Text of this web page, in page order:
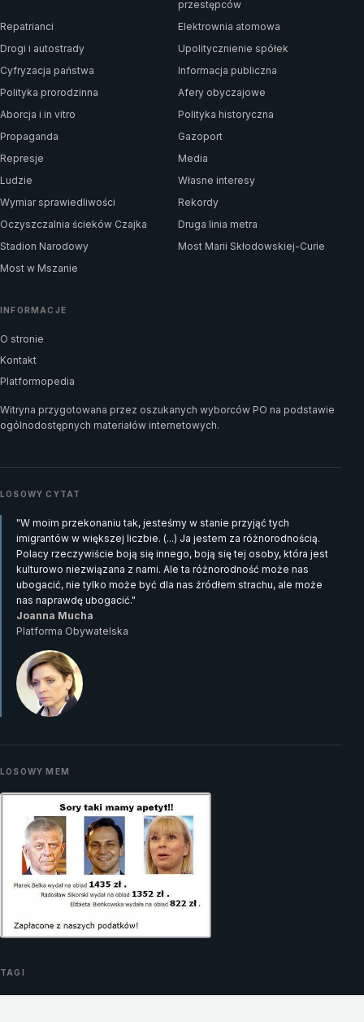
przestępców
Repatrianci
Elektrownia atomowa
Drogi i autostrady
Upolitycznienie spółek
Cyfryzacja państwa
Informacja publiczna
Polityka prorodzinna
Afery obyczajowe
Aborcja i in vitro
Polityka historyczna
Propaganda
Gazoport
Represje
Media
Ludzie
Własne interesy
Wymiar sprawiedliwości
Rekordy
Oczyszczalnia ścieków Czajka
Druga linia metra
Stadion Narodowy
Most Marii Skłodowskiej-Curie
Most w Mszanie
INFORMACJE
O stronie
Kontakt
Platformopedia
Witryna przygotowana przez oszukanych wyborców PO na podstawie
ogólnodostępnych materiałów internetowych.
LOSOWY CYTAT
"W moim przekonaniu tak, jesteśmy w stanie przyjąć tych
imigrantów w większej liczbie. (...) Ja jestem za różnorodnością.
Polacy rzeczywiście boją się innego, boją się tej osoby, która jest
kulturowo niezwiązana z nami. Ale ta różnorodność może nas
ubogacić, nie tylko może być dla nas źródłem strachu, ale może
nas naprawdę ubogacić."
Joanna Mucha
Platforma Obywatelska
LOSOWY MEM
TAGI
#Afery